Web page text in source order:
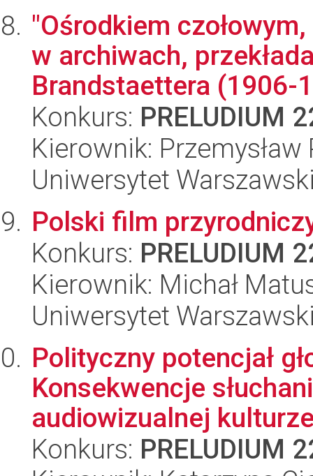
"Ośrodkiem
w archiwach,
Brandstaettera (1906-
Konkurs: PRELUDIUM
Kierownik: Przemysław
Uniwersytet
Polski film
Konkurs: PRELUDIUM
Kierownik: Michał
Uniwersytet
Polityczny potencjał
Konsekwencje
audiowizualnej
Konkurs: PRELUDIUM